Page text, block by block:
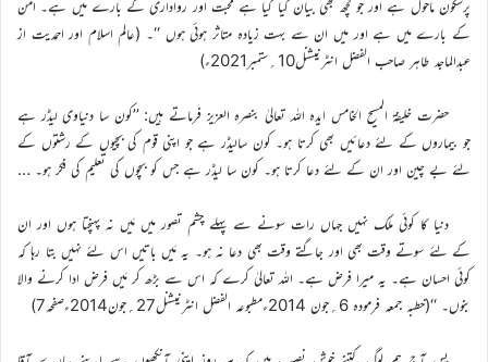
پرسکون ماحول ہے اور جو کچھ بھی بیان کیا گیا ہے محبت اور رواداری کے بارے میں ہے۔ امن
کے بارے میں ہے اور میں ان سے بہت زیادہ متاثر ہوئی ہوں ‘‘۔ (عالم اسلام اور احمدیت از
عبدالماجد طاہر صاحب الفضل انٹرنیشنل10؍ستمبر2021ء)
حضرت خلیفۃ المسیح الخامس ایدہ اللہ تعالیٰ بنصرہ العزیز فرماتے ہیں: ’’کون سا دنیاوی لیڈر ہے
جو بیماروں کے لئے دعائیں بھی کرتا ہو۔ کون سالیڈر ہے جو اپنی قوم کی بچیوں کے رشتوں کے
لئے بے چین اور ان کے لئے دعا کرتا ہو۔ کون سا لیڈر ہے جس کو بچوں کی تعلیم کی فکر ہو۔ …
دنیا کا کوئی ملک نہیں جہاں رات سونے سے پہلے چشم تصور میں مَیں نہ پہنچتا ہوں اور ان
کے لئے سوتے وقت بھی اور جاگتے وقت بھی دعا نہ ہو۔ یہ مَیں باتیں اس لئے نہیں بتا رہا کہ
کوئی احسان ہے۔ یہ میرا فرض ہے۔ اللہ تعالیٰ کرے کہ اس سے بڑھ کر مَیں فرض ادا کرنے والا
بنوں۔ ‘‘(خطبہ جمعہ فرمودہ 6؍جون 2014ءمطبوعہ الفضل انٹرنیشنل27؍جون2014ءصفحہ7)